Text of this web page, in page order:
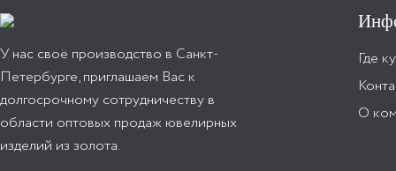
У нас своё производство в Санкт-
Петербурге, приглашаем Вас к
долгосрочному сотрудничеству в
области оптовых продаж ювелирных
изделий из золота.
Где
О